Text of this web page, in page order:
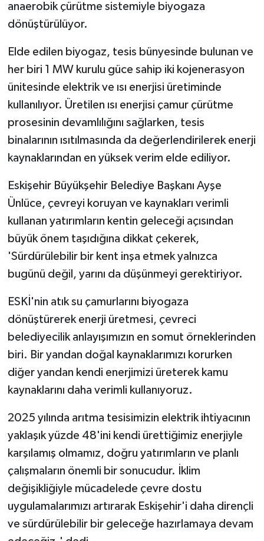
anaerobik çürütme sistemiyle biyogaza
dönüştürülüyor.
Elde edilen biyogaz, tesis bünyesinde bulunan ve
her biri 1 MW kurulu güce sahip iki kojenerasyon
ünitesinde elektrik ve ısı enerjisi üretiminde
kullanılıyor. Üretilen ısı enerjisi çamur çürütme
prosesinin devamlılığını sağlarken, tesis
binalarının ısıtılmasında da değerlendirilerek enerji
kaynaklarından en yüksek verim elde ediliyor.
Eskişehir Büyükşehir Belediye Başkanı Ayşe
Ünlüce, çevreyi koruyan ve kaynakları verimli
kullanan yatırımların kentin geleceği açısından
büyük önem taşıdığına dikkat çekerek,
'Sürdürülebilir bir kent inşa etmek yalnızca
bugünü değil, yarını da düşünmeyi gerektiriyor.
ESKİ'nin atık su çamurlarını biyogaza
dönüştürerek enerji üretmesi, çevreci
belediyecilik anlayışımızın en somut örneklerinden
biri. Bir yandan doğal kaynaklarımızı korurken
diğer yandan kendi enerjimizi üreterek kamu
kaynaklarını daha verimli kullanıyoruz.
2025 yılında arıtma tesisimizin elektrik ihtiyacının
yaklaşık yüzde 48'ini kendi ürettiğimiz enerjiyle
karşılamış olmamız, doğru yatırımların ve planlı
çalışmaların önemli bir sonucudur. İklim
değişikliğiyle mücadelede çevre dostu
uygulamalarımızı artırarak Eskişehir'i daha dirençli
ve sürdürülebilir bir geleceğe hazırlamaya devam